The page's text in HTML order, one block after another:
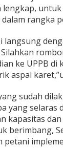
rangka
ke UPPB di
aspal
sudah
yang selaras
kapasitas
berimbang,
petani